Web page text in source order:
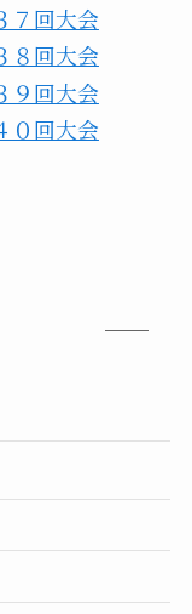
７回大会
８回大会
９回大会
０回大会